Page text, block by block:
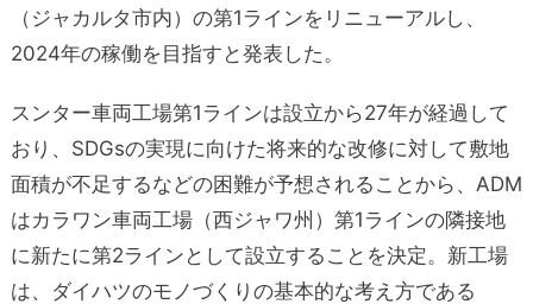
（ジャカルタ市内）の第1ラインをリニューアルし、
2024年の稼働を目指すと発表した。
スンター車両工場第1ラインは設立から27年が経過して
おり、SDGsの実現に向けた将来的な改修に対して敷地
面積が不足するなどの困難が予想されることから、ADM
はカラワン車両工場（西ジャワ州）第1ラインの隣接地
に新たに第2ラインとして設立することを決定。新工場
は、ダイハツのモノづくりの基本的な考え方である